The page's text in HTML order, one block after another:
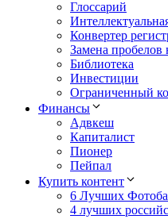
Глоссарий
Конвертер
Замена
Библиотека
Инвестиции
Ограниченный
Финансы
Адвкеш
Капиталист
Пионер
Пейпал
Купить контент
6 Лучших
4 лучших